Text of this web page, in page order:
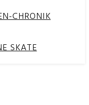
CHRONIK
SKATE